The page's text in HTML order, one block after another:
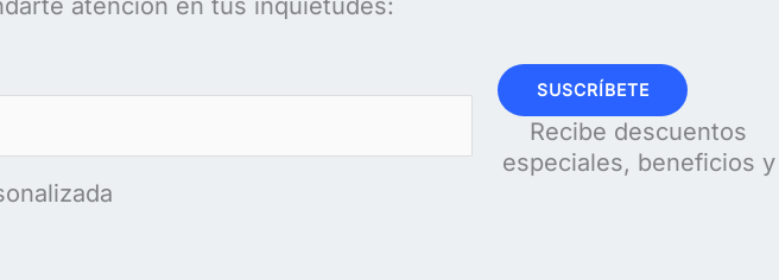
SUSCRÍBETE
Recibe descuentos
especiales, beneficios y